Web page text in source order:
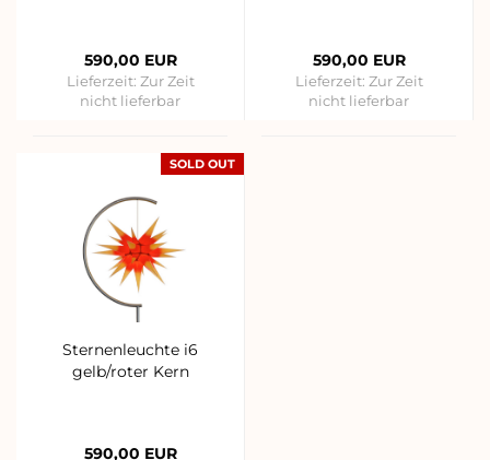
590,00 EUR
Lieferzeit: Zur Zeit
nicht lieferbar
590,00 EUR
Lieferzeit: Zur Zeit
nicht lieferbar
SOLD OUT
Sternenleuchte i6
gelb/roter Kern
590,00 EUR